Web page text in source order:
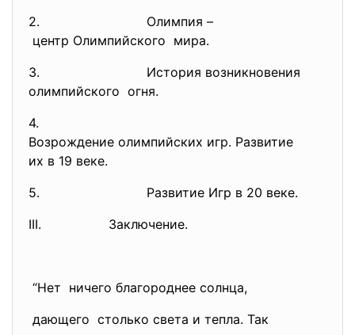
2. Олимпия –
центр Олимпийского мира.
3. История возникновения
олимпийского огня.
4.
Возрождение олимпийских игр. Развитие
их в 19 веке.
5. Развитие Игр в 20 веке.
III. Заключение.
“Нет ничего благороднее солнца,
дающего столько света и тепла. Так